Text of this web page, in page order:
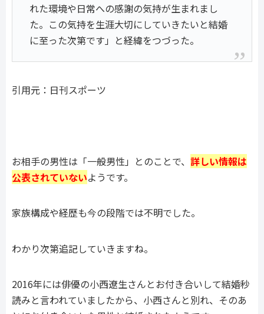
れた環境や日常への感謝の気持が生まれまし
た。この気持を生涯大切にしていきたいと結婚
に至った次第です」と経緯をつづった。
引用元：日刊スポーツ
お相手の男性は「一般男性」とのことで、 詳しい情報は
公表されていないようです。
家族構成や経歴も今の段階では不明でした。
わかり次第追記していきますね。
2016年には俳優の小西遼生さんとお付き合いして結婚秒
読みと言われていましたから、小西さんと別れ、そのあ